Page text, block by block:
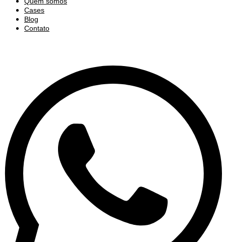
Cases
Blog
Contato